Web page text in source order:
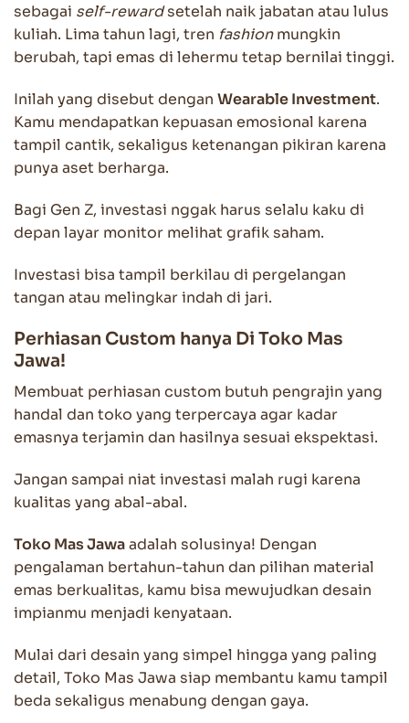
sebagai self-rewardsetelah naik jabatan atau lulus
kuliah. Lima tahun lagi, tren fashionmungkin
berubah, tapi emas di lehermu tetap bernilai tinggi.
Inilah yang disebut dengan Wearable Investment.
Kamu mendapatkan kepuasan emosional karena
tampil cantik, sekaligus ketenangan pikiran karena
punya aset berharga.
Bagi Gen Z, investasi nggak harus selalu kaku di
depan layar monitor melihat grafik saham.
Investasi bisa tampil berkilau di pergelangan
tangan atau melingkar indah di jari.
Perhiasan Custom hanya Di Toko Mas
Jawa!
Membuat perhiasan custom butuh pengrajin yang
handal dan toko yang terpercaya agar kadar
emasnya terjamin dan hasilnya sesuai ekspektasi.
Jangan sampai niat investasi malah rugi karena
kualitas yang abal-abal.
Toko Mas Jawaadalah solusinya! Dengan
pengalaman bertahun-tahun dan pilihan material
emas berkualitas, kamu bisa mewujudkan desain
impianmu menjadi kenyataan.
Mulai dari desain yang simpel hingga yang paling
detail, Toko Mas Jawa siap membantu kamu tampil
beda sekaligus menabung dengan gaya.